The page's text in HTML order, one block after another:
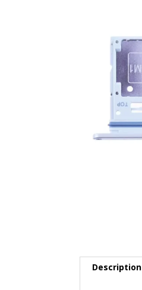
Description